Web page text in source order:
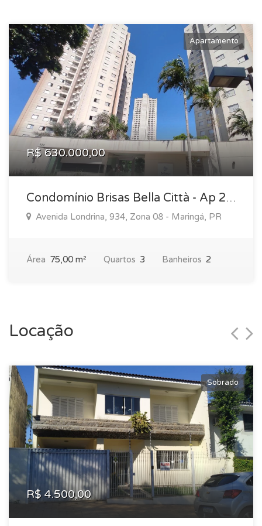
Apartamento
R$ 630.000,00
Condomínio Brisas Bella Città - Ap 202
Avenida Londrina, 934, Zona 08 - Maringá, PR
Área 75,00 m² Quartos 3 Banheiros 2
Locação
Sobrado
R$ 4.500,00